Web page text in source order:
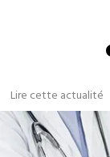
Lire cette actualité